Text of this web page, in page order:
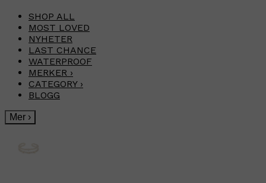
SHOP ALL
MOST LOVED
NYHETER
LAST CHANCE
WATERPROOF
MERKER ›
CATEGORY ›
BLOGG
Mer ›